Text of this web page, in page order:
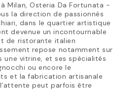
Milan, Osteria Da Fortunata -
la direction de passionnés
dans le quartier artistique
devenue un incontournable
de ristorante italien
repose notamment sur
une vitrine, et ses spécialités
ou encore le
et la fabrication artisanale
peut parfois être